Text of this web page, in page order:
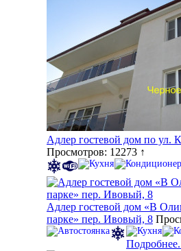
Адлер гостевой дом по ул.
Просмотров: 12273 ↑
Адлер гостевой дом «В
парке» пер. Ивовый, 8